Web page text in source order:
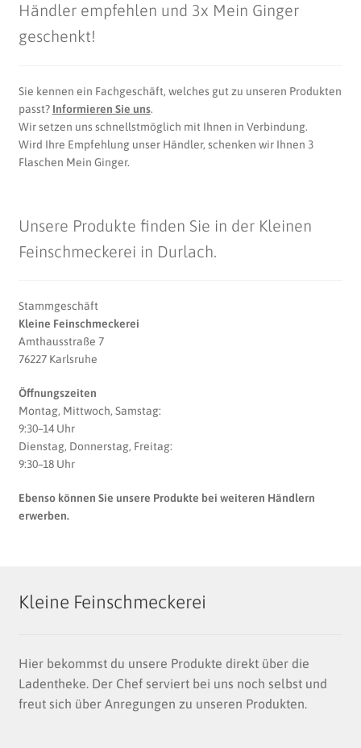
Händler empfehlen und 3x Mein Ginger
geschenkt!
Sie kennen ein Fachgeschäft, welches gut zu unseren Produkten
passt? Informieren Sie uns.
Wir setzen uns schnellstmöglich mit Ihnen in Verbindung.
Wird Ihre Empfehlung unser Händler, schenken wir Ihnen 3
Flaschen Mein Ginger.
Unsere Produkte finden Sie in der Kleinen
Feinschmeckerei in Durlach.
Stammgeschäft
Kleine Feinschmeckerei
Amthausstraße 7
76227 Karlsruhe
Öffnungszeiten
Montag, Mittwoch, Samstag:
9:30–14 Uhr
Dienstag, Donnerstag, Freitag:
9:30–18 Uhr
Ebenso können Sie unsere Produkte bei weiteren Händlern
erwerben.
Kleine Feinschmeckerei
Hier bekommst du unsere Produkte direkt über die
Ladentheke. Der Chef serviert bei uns noch selbst und
freut sich über Anregungen zu unseren Produkten.